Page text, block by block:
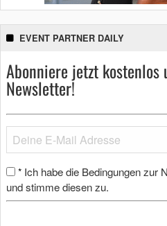
EVENT PARTNER DAILY
Abonniere jetzt kostenlos
Newsletter!
* Ich habe die Bedingungen zur
und stimme diesen zu.